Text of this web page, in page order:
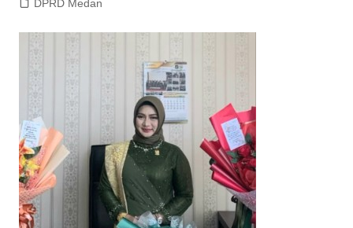
DPRD Medan